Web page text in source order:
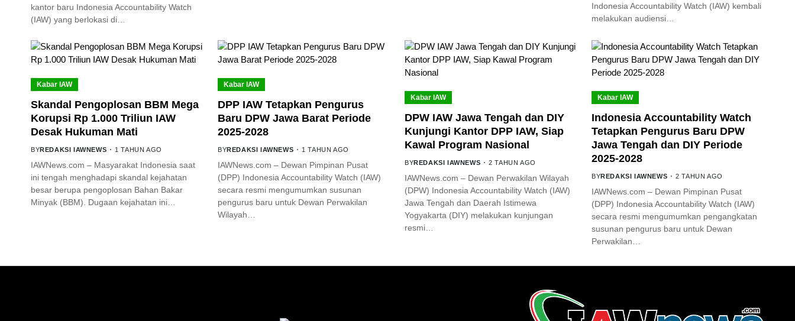
kantor baru Indonesia Accountability Watch
(IAW) yang berlokasi di…
Indonesia Accountability Watch (IAW) kembali
melakukan audiensi…
Kabar IAW
Skandal Pengoplosan BBM Mega
Korupsi Rp 1.000 Triliun IAW
Desak Hukuman Mati
BYREDAKSI IAWNEWS 1 TAHUN AGO
IAWNews.com – Masyarakat Indonesia saat
ini tengah menghadapi skandal kejahatan
besar berupa pengoplosan Bahan Bakar
Minyak (BBM). Dugaan kejahatan ini…
Kabar IAW
DPP IAW Tetapkan Pengurus
Baru DPW Jawa Barat Periode
2025-2028
BYREDAKSI IAWNEWS 1 TAHUN AGO
IAWNews.com – Dewan Pimpinan Pusat
(DPP) Indonesia Accountability Watch (IAW)
secara resmi mengumumkan susunan
pengurus baru untuk Dewan Perwakilan
Wilayah…
Kabar IAW
DPW IAW Jawa Tengah dan DIY
Kunjungi Kantor DPP IAW, Siap
Kawal Program Nasional
BYREDAKSI IAWNEWS 2 TAHUN AGO
IAWNews.com – Dewan Perwakilan Wilayah
(DPW) Indonesia Accountability Watch (IAW)
Jawa Tengah dan Daerah Istimewa
Yogyakarta (DIY) melakukan kunjungan
resmi…
Kabar IAW
Indonesia Accountability Watch
Tetapkan Pengurus Baru DPW
Jawa Tengah dan DIY Periode
2025-2028
BYREDAKSI IAWNEWS 2 TAHUN AGO
IAWNews.com – Dewan Pimpinan Pusat
(DPP) Indonesia Accountability Watch (IAW)
secara resmi mengumumkan pengangkatan
susunan pengurus baru untuk Dewan
Perwakilan…